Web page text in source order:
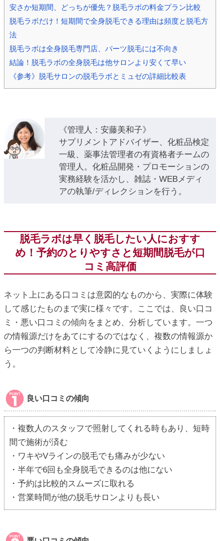
安さか短期間、どっちが優先？脱毛ラボの料金プラン比較
脱毛ラボだけ！短期間で全身脱毛できる理由は頻度と脱毛方
法
脱毛ラボは全身脱毛専門店、パーツ脱毛には不向き
結論！脱毛ラボの全身脱毛は他サロンより安くて早い
《参考》脱毛サロンの脱毛ラボとミュゼの詳細比較表
《管理人：安藤美和子》
サプリメントアドバイザー、化粧品検定
一級、薬事法管理者の有資格者チームの
管理人。化粧品開発・プロモーションの
実務経験を活かし、雑誌・WEBメディ
アの執筆/ディレクションを行う。
脱毛ラボは早く脱毛したい人におすす
め！予約のとりやすさと短期間脱毛が口
コミ高評価
ネット上にある口コミは意図的なものから、実際に体験
して感じたものまで実に様々です。ここでは、良い口コ
ミ・悪い口コミの傾向をまとめ、分析しています。一つ
の情報源だけをあてにするのではなく、複数の情報源か
ら一つの判断材料として冷静に見ていくようにしましょ
う。
良い口コミの傾向
・複数人のスタッフで照射してくれる時もあり、短時
間で施術が済む
・ワキやVラインの脱毛でも痛みが少ない
・半年で6回も全身脱毛できるのは他にない
・予約は比較的スムーズに取れる
・営業時間が他の脱毛サロンよりも長い